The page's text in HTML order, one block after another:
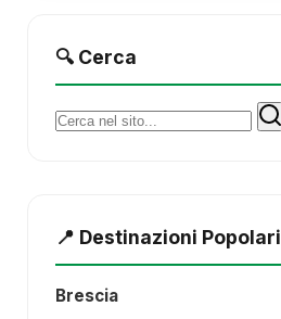
🔍 Cerca
Cerca:
📍 Destinazioni Popolari
Brescia